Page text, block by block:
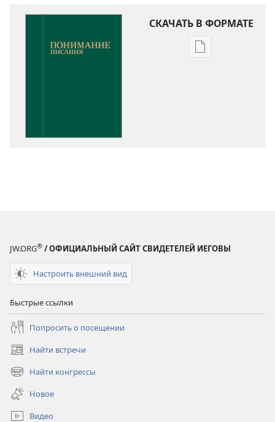
СКАЧАТЬ В ФОРМАТЕ
Варианты
JW.ORG® / ОФИЦИАЛЬНЫЙ САЙТ СВИДЕТЕЛЕЙ ИЕГОВЫ
Настроить внешний вид
Быстрые ссылки
Попросить о посещении
Найти встречи
(открывается
в
новом
окне)
Найти конгрессы
(открывается
новом
окне)
Новое
Видео